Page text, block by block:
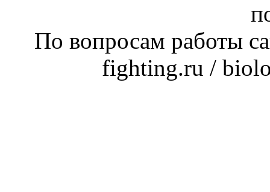
По вопросам работы
fighting.ru /